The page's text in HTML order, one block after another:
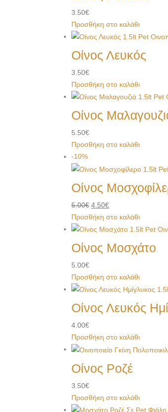
3.50€
Προσθήκη στο καλάθι
Οίνος Λευκός
3.50€
Προσθήκη στο καλάθι
Οίνος
5.50€
Προσθήκη στο καλάθι
-10%
Οίνος
5.00€ 4.50€
Προσθήκη στο καλάθι
Οίνος Μοσχάτο
5.00€
Προσθήκη στο καλάθι
Οίνος Λευκός
4.00€
Προσθήκη στο καλάθι
Οίνος Ροζέ
3.50€
Προσθήκη στο καλάθι